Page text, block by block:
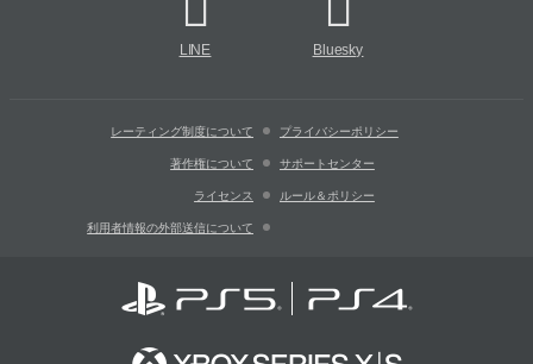
LINE Bluesky
レーティング制度について プライバシーポリシー
著作権について サポートセンター
ライセンス ルール＆ポリシー
利用者情報の外部送信について